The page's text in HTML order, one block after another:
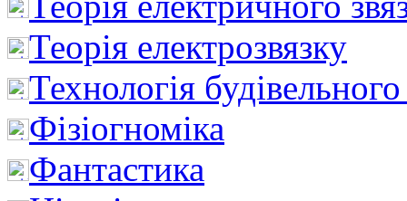
Теорія електрозвязку
Технологія
Фізіогноміка
Фантастика